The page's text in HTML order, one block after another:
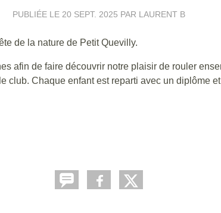
PUBLIÉE LE 20 SEPT. 2025 PAR LAURENT B
de la nature de Petit Quevilly.
afin de faire découvrir notre plaisir de rouler
club. Chaque enfant est reparti avec un diplôme